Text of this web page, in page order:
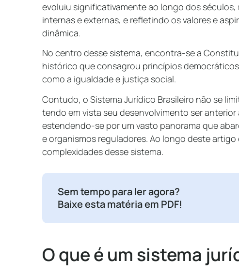
evoluiu significativamente ao longo dos
internas e externas, e refletindo os valores e
dinâmica.
No centro desse sistema, encontra-se a
histórico que consagrou princípios
como a igualdade e justiça social.
Contudo, o Sistema Jurídico Brasileiro não se
tendo em vista seu desenvolvimento ser anterior
estendendo-se por um vasto panorama que
e organismos reguladores. Ao longo deste
complexidades desse sistema.
Sem tempo para ler agora?
Baixe esta matéria em PDF!
O que é um sistema